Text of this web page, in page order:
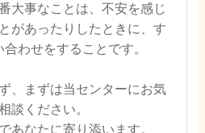
大事なことは、不安を感じ
があったりしたときに、す
わせをすることです。
、まずは当センターにお気
談ください。
あなたに寄り添います。